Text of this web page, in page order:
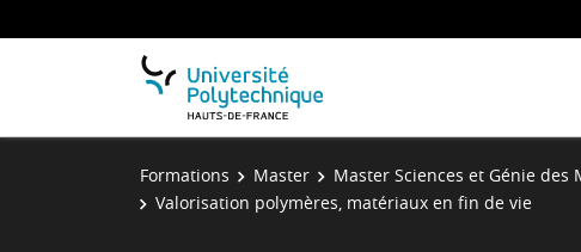
Formations Master Master Sciences et Génie des
Valorisation polymères, matériaux en fin de vie